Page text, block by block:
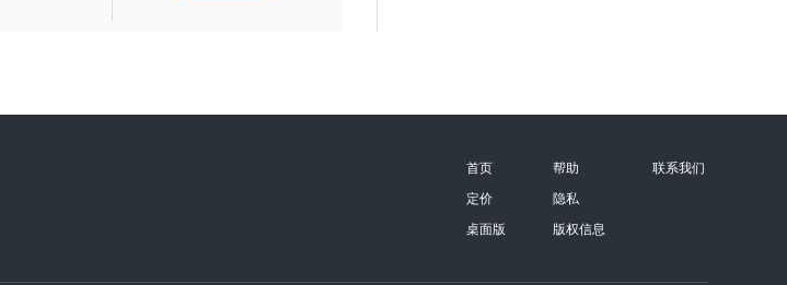
首页
定价
桌面版
帮助
隐私
版权信息
联系我们